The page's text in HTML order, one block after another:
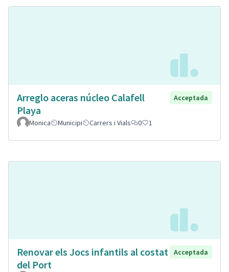
Arreglo aceras núcleo Calafell
Playa
Acceptada
Monica Municipi Carrers i Vials 0 1
Renovar els Jocs infantils al costat
del Port
Acceptada